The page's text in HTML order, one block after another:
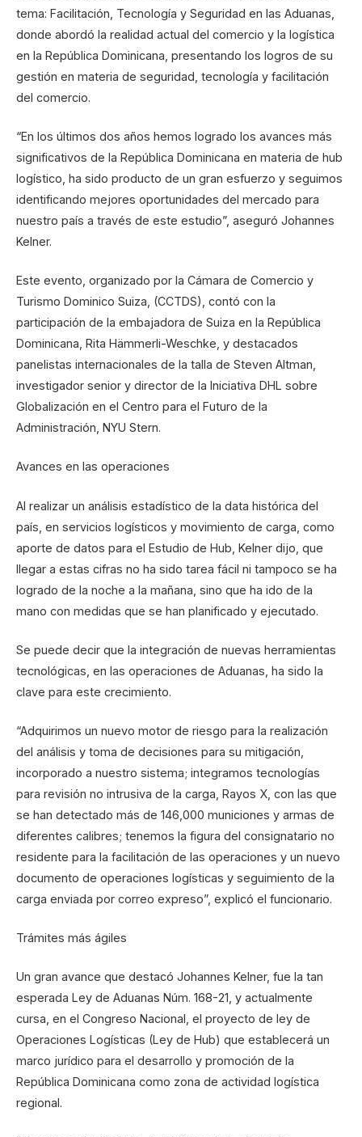
tema: Facilitación, Tecnología y Seguridad en las Aduanas,
donde abordó la realidad actual del comercio y la logística
en la República Dominicana, presentando los logros de su
gestión en materia de seguridad, tecnología y facilitación
del comercio.
“En los últimos dos años hemos logrado los avances más
significativos de la República Dominicana en materia de hub
logístico, ha sido producto de un gran esfuerzo y seguimos
identificando mejores oportunidades del mercado para
nuestro país a través de este estudio”, aseguró Johannes
Kelner.
Este evento, organizado por la Cámara de Comercio y
Turismo Dominico Suiza, (CCTDS), contó con la
participación de la embajadora de Suiza en la República
Dominicana, Rita Hämmerli-Weschke, y destacados
panelistas internacionales de la talla de Steven Altman,
investigador senior y director de la Iniciativa DHL sobre
Globalización en el Centro para el Futuro de la
Administración, NYU Stern.
Avances en las operaciones
Al realizar un análisis estadístico de la data histórica del
país, en servicios logísticos y movimiento de carga, como
aporte de datos para el Estudio de Hub, Kelner dijo, que
llegar a estas cifras no ha sido tarea fácil ni tampoco se ha
logrado de la noche a la mañana, sino que ha ido de la
mano con medidas que se han planificado y ejecutado.
Se puede decir que la integración de nuevas herramientas
tecnológicas, en las operaciones de Aduanas, ha sido la
clave para este crecimiento.
“Adquirimos un nuevo motor de riesgo para la realización
del análisis y toma de decisiones para su mitigación,
incorporado a nuestro sistema; integramos tecnologías
para revisión no intrusiva de la carga, Rayos X, con las que
se han detectado más de 146,000 municiones y armas de
diferentes calibres; tenemos la figura del consignatario no
residente para la facilitación de las operaciones y un nuevo
documento de operaciones logísticas y seguimiento de la
carga enviada por correo expreso”, explicó el funcionario.
Trámites más ágiles
Un gran avance que destacó Johannes Kelner, fue la tan
esperada Ley de Aduanas Núm. 168-21, y actualmente
cursa, en el Congreso Nacional, el proyecto de ley de
Operaciones Logísticas (Ley de Hub) que establecerá un
marco jurídico para el desarrollo y promoción de la
República Dominicana como zona de actividad logística
regional.